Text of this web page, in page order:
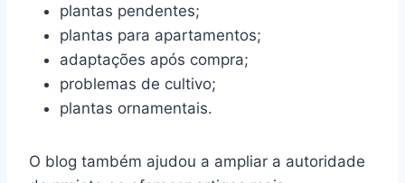
plantas pendentes;
plantas para apartamentos;
adaptações após compra;
problemas de cultivo;
plantas ornamentais.
O blog também ajudou a ampliar a autoridade